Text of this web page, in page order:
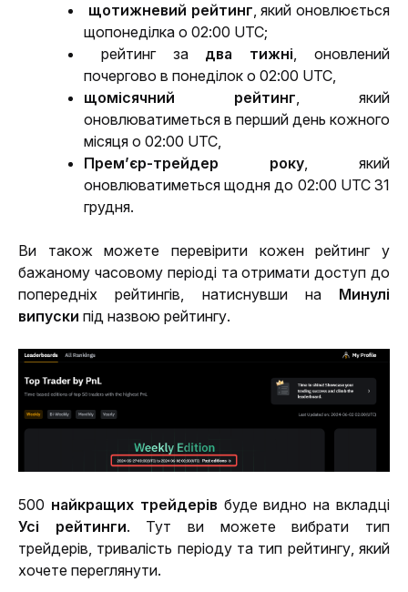
щотижневий рейтинг, який оновлюється
щопонеділка о 02:00 UTC;
рейтинг за два тижні, оновлений
почергово в понеділок о 02:00 UTC,
щомісячний рейтинг, який
оновлюватиметься в перший день кожного
місяця о 02:00 UTC,
Прем’єр-трейдер року, який
оновлюватиметься щодня до 02:00 UTC 31
грудня.
Ви також можете перевірити кожен рейтинг у
бажаному часовому періоді та отримати доступ до
попередніх рейтингів, натиснувши на Минулі
випуски під назвою рейтингу.
500 найкращих трейдерів
Усі рейтинги. Тут ви можете вибрати тип
трейдерів, тривалість періоду та тип рейтингу, який
хочете переглянути.